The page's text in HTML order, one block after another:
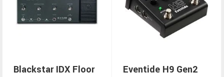
Blackstar IDX Floor
Eventide H9 Gen2